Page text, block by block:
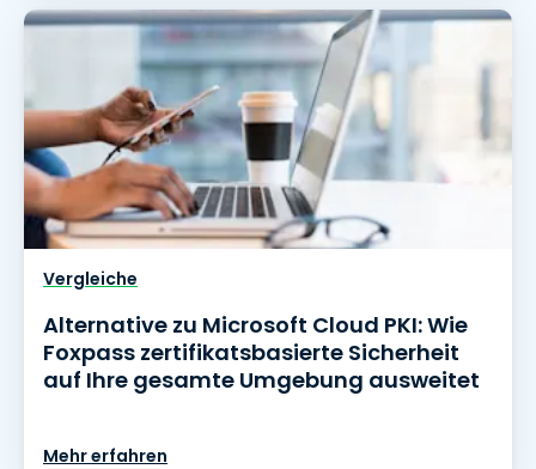
Vergleiche
Alternative zu Microsoft Cloud PKI: Wie
Foxpass zertifikatsbasierte Sicherheit
auf Ihre gesamte Umgebung ausweitet
Mehr erfahren